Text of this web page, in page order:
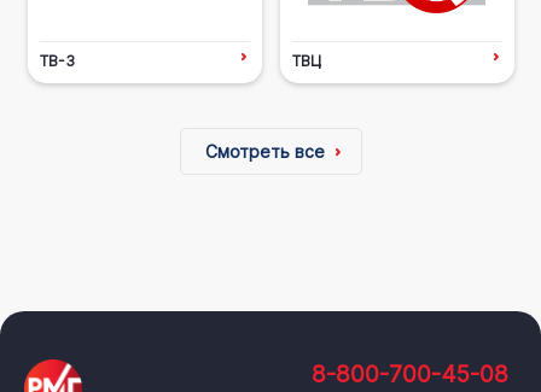
ТВ-3 ТВЦ
Смотреть все
8-800-700-45-08